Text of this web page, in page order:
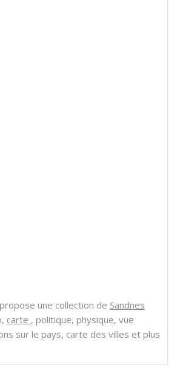
une collection de Sandnes
carte , politique, physique, vue
sur le pays, carte des villes et plus